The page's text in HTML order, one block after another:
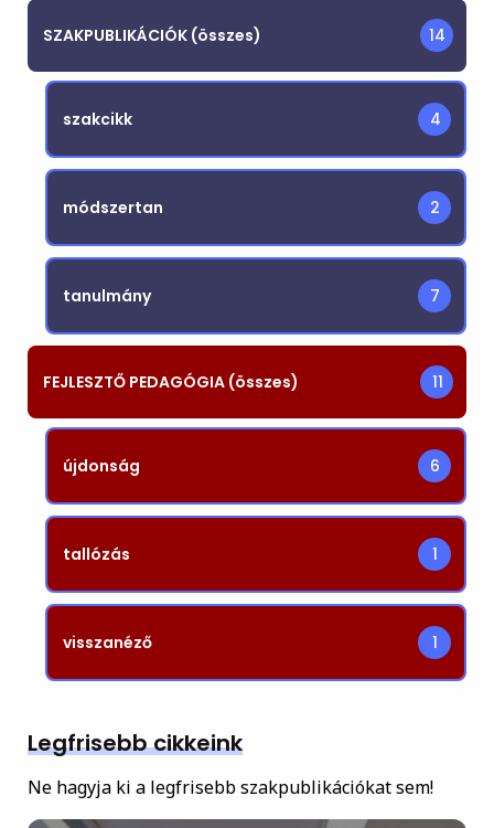
SZAKPUBLIKÁCIÓK (összes) 14
szakcikk 4
módszertan 2
tanulmány 7
FEJLESZTŐ PEDAGÓGIA (összes) 11
újdonság 6
tallózás 1
visszanéző 1
Legfrisebb cikkeink
Ne hagyja ki a legfrisebb szakpublikációkat sem!